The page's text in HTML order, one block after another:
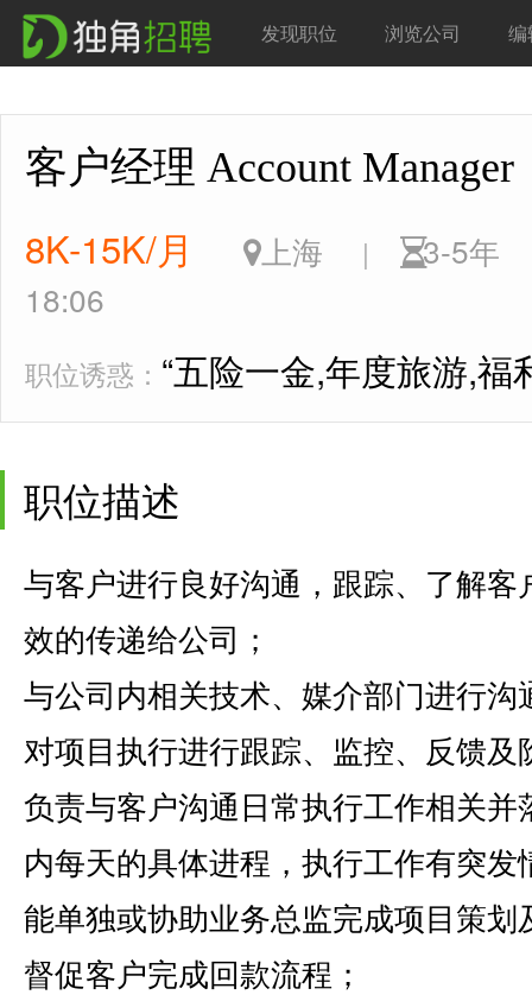
发现职位 浏览公司 编
客户经理 Account
8K-15K/月 上海 |
3-5
18:06
职位诱惑： “五险一金,年度旅游,福
职位描述
与客户进行良好沟通，跟踪、了解
效的传递给公司；
与公司内相关技术、媒介部门进行
对项目执行进行跟踪、监控、反馈
负责与客户沟通日常执行工作相关
内每天的具体进程，执行工作有突
能单独或协助业务总监完成项目策
督促客户完成回款流程；